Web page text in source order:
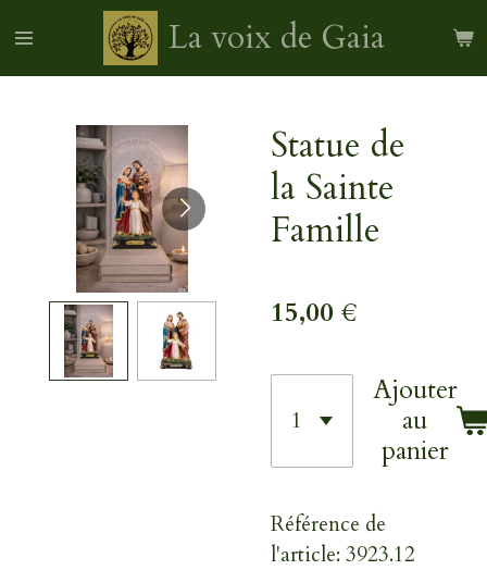
La voix de Gaia
Statue de
la Sainte
Famille
15,00 €
Ajouter
au
panier
Référence de
l'article:3923.12